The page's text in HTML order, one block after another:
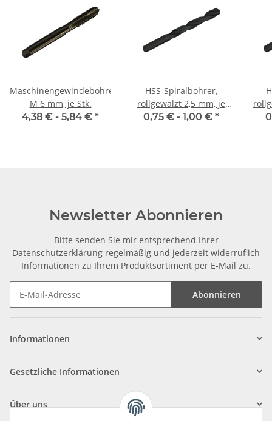
Maschinengewindebohrer
M 6 mm, je Stk.
4,38 € - 5,84 € *
HSS-Spiralbohrer,
rollgewalzt 2,5 mm, je
Stk.
0,75 € - 1,00 € *
Newsletter Abonnieren
Bitte senden Sie mir entsprechend Ihrer
Datenschutzerklärung regelmäßig und jederzeit widerruflich
Informationen zu Ihrem Produktsortiment per E-Mail zu.
Abonnieren
Informationen
Gesetzliche Informationen
Über uns